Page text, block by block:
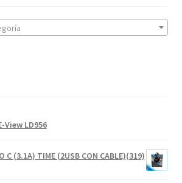
View LD956
C (3.1A) TIME (2USB CON CABLE)(319)